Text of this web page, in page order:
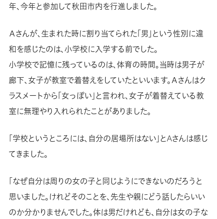
年、今年と参加して秋田市内を行進しました。
Ａさんが、生まれた時に割り当てられた「男」という性別に違
和を感じたのは、小学校に入学する前でした。
小学校で記憶に残っているのは、体育の時間。当時は男子が
廊下、女子が教室で着替えをしていたといいます。Ａさんはク
ラスメートから「女っぽい」と言われ、女子が着替えている教
室に無理やり入れられたことがありました。
「学校というところには、自分の居場所はない」とAさんは感じ
てきました。
「なぜ自分は周りの女の子と同じようにできないのだろうと
思いました。けれどそのことを、先生や親にどう話したらいい
のか分かりませんでした。体は男だけれども、自分は女の子な